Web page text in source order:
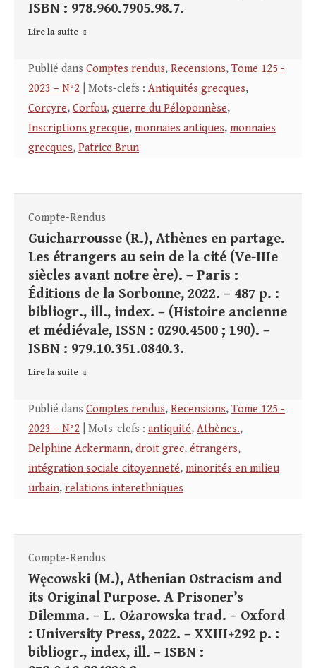
ISBN : 978.960.7905.98.7.
Lire la suite
Publié dans Comptes rendus, Recensions, Tome 125 -
2023 – N°2 | Mots-clefs : Antiquités grecques,
Corcyre, Corfou, guerre du Péloponnèse,
Inscriptions grecque, monnaies antiques, monnaies
grecques, Patrice Brun
Compte-Rendus
Guicharrousse (R.), Athènes en partage.
Les étrangers au sein de la cité (Ve-IIIe
siècles avant notre ère). – Paris :
Éditions de la Sorbonne, 2022. – 487 p. :
bibliogr., ill., index. – (Histoire ancienne
et médiévale, ISSN : 0290.4500 ; 190). –
ISBN : 979.10.351.0840.3.
Lire la suite
Publié dans Comptes rendus, Recensions, Tome 125 -
2023 – N°2 | Mots-clefs : antiquité, Athènes.,
Delphine Ackermann, droit grec, étrangers,
intégration sociale citoyenneté, minorités en milieu
urbain, relations interethniques
Compte-Rendus
Węcowski (M.), Athenian Ostracism and
its Original Purpose. A Prisoner’s
Dilemma. – L. Ożarowska trad. – Oxford
: University Press, 2022. – XXIII+292 p. :
bibliogr., index, ill. – ISBN :